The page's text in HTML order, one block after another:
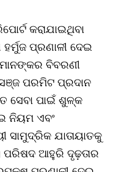
କରାଯାଇଥିବା
ପ୍ରଣାଳୀ ଦେଇ
ବିବରଣୀ
ପରମିଟ ପ୍ରଦାନ
ସେବା ପାଇଁ ଶୁଳ୍କ
ନିୟମ ଏବଂ
ସାମୁଦ୍ରିକ ଯାତାୟାତକୁ
ପରିଷଦ ଆହୁରି ଦୃଢ଼ତାର